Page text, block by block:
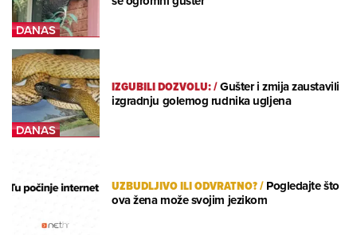
IZGUBILI DOZVOLU:/Gušter i zmija zaustavili
izgradnju golemog rudnika ugljena
UZBUDLJIVO ILI ODVRATNO?/Pogledajte što
ova žena može svojim jezikom